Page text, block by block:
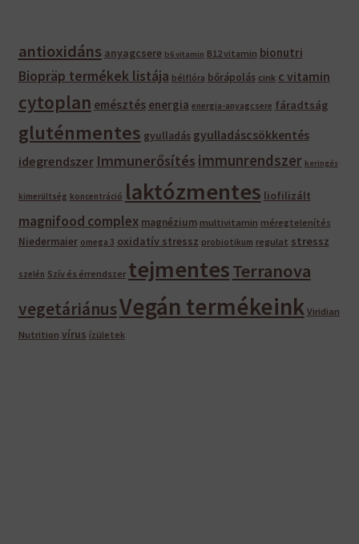
antioxidáns anyagcsere b6 vitamin B12 vitamin bionutri
Biopräp termékek listája bélflóra bőrápolás cink c vitamin
cytoplan emésztés energia energia-anyagcsere fáradtság
gluténmentes gyulladás gyulladáscsökkentés
idegrendszer Immunerősítés immunrendszer keringés
kimerültség koncentráció laktózmentes liofilizált
magnifood complex magnézium multivitamin méregtelenítés
Niedermaier omega 3 oxidatív stressz probiotikum regulat stressz
szelén Szív és érrendszer tejmentesTerranova
vegetáriánusVegán termékeink Viridian
Nutrition vírus ízületek